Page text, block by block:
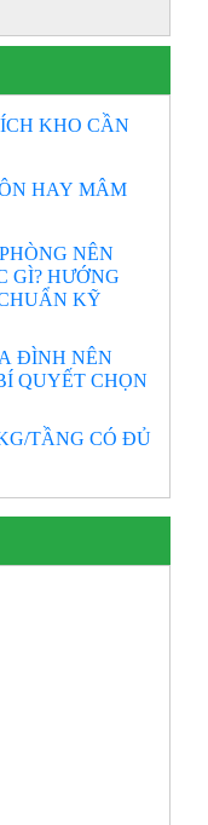
KHO CẦN
HAY MÂM
NÊN
GÌ? HƯỚNG
KỸ
ĐÌNH NÊN
QUYẾT CHỌN
TẦNG CÓ ĐỦ